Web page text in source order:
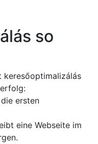
so
keresőoptimalizálás
ersten
eine Webseite im